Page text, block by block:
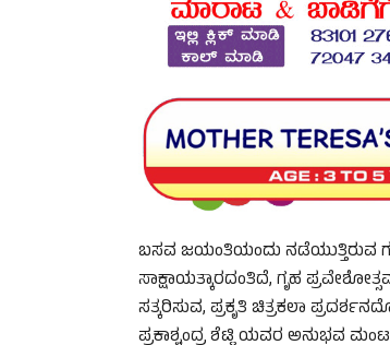
ಬಸವ ಜಯಂತಿಯಂದು ನಡೆಯುತ್ತಿರುವ
ಸಾಕ್ಷಾಯತ್ಕಾರದಂತಿದೆ, ಗೃಹ
ಸತ್ಕರಿಸುವ, ಪ್ರಕೃತಿ ಚಿತ್ರಕಲಾ
ಪ್ರಕಾಶ್ಚಂದ್ರ ಶೆಟ್ಟಿ ಯವರ ಅನುಭವ